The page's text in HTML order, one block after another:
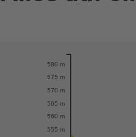
555 m
560 m
565 m
570 m
575 m
580 m